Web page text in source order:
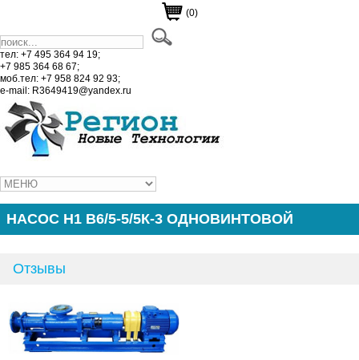
(0)
тел: +7 495 364 94 19;
+7 985 364 68 67;
моб.тел: +7 958 824 92 93;
e-mail: R3649419@yandex.ru
НАСОС Н1 В6/5-5/5К-3 ОДНОВИНТОВОЙ
Отзывы